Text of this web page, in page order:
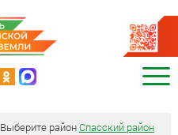
Выберите районСпасский район